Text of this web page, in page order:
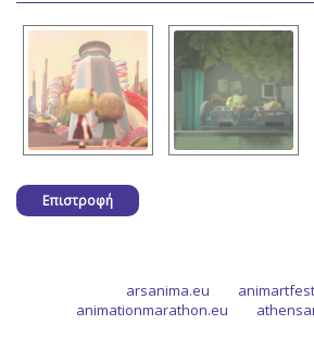
Επιστροφή
arsanima.eu
animationmarathon.eu